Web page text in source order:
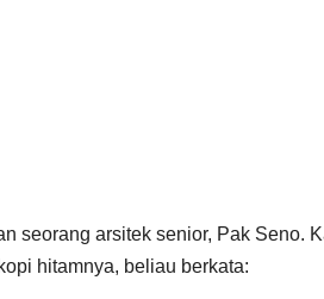
seorang arsitek senior, Pak Seno.
hitamnya, beliau berkata: